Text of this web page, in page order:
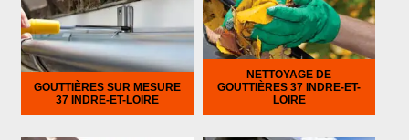
GOUTTIÈRES SUR MESURE
37 INDRE-ET-LOIRE
NETTOYAGE DE
GOUTTIÈRES 37 INDRE-ET-
LOIRE